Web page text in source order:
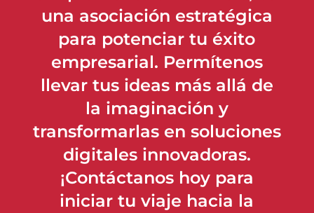
una asociación estratégica
para potenciar tu éxito
empresarial. Permítenos
llevar tus ideas más allá de
la imaginación y
transformarlas en soluciones
digitales innovadoras.
¡Contáctanos hoy para
iniciar tu viaje hacia la